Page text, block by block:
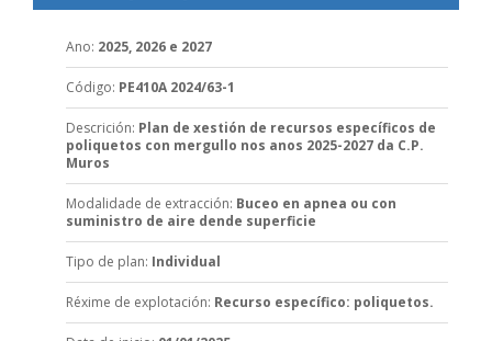
Ano: 2025, 2026 e 2027
Código: PE410A 2024/63-1
Descrición: Plan de xestión de recursos específicos de
poliquetos con mergullo nos anos 2025-2027 da C.P.
Muros
Modalidade de extracción: Buceo en apnea ou con
suministro de aire dende superficie
Tipo de plan: Individual
Réxime de explotación: Recurso específico: poliquetos.